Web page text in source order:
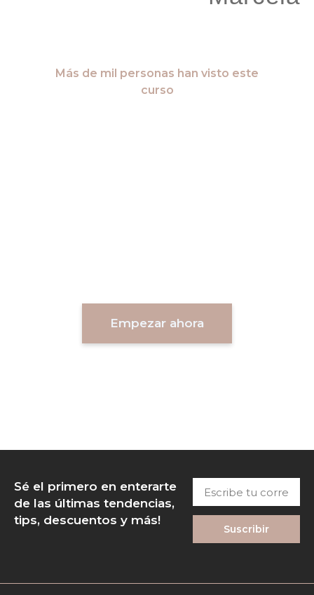
Más de mil personas han visto este
curso
Empezar ahora
Sé el primero en enterarte
de las últimas tendencias,
tips, descuentos y más!
Suscribir